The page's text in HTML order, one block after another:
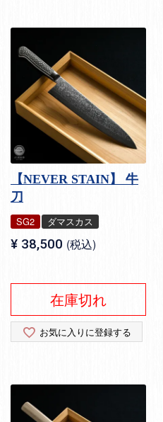
【NEVER STAIN】 牛
刀
SG2 ダマスカス
¥ 38,500 税込
在庫切れ
お気に入りに登録する